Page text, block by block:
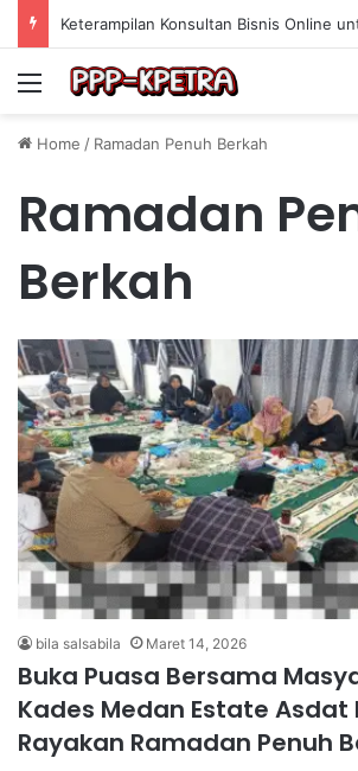
Menu
Home / Ramadan Penuh Berkah
Ramadan
Berkah
bila salsabila Maret 14, 2026
Buka Puasa Bersama
Kades Medan Estate Asdat
Rayakan Ramadan Penuh